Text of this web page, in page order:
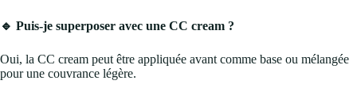
🔹 Puis-je superposer avec une CC cream ?
Oui, la CC cream peut être appliquée avant comme base ou mélangée
pour une couvrance légère.